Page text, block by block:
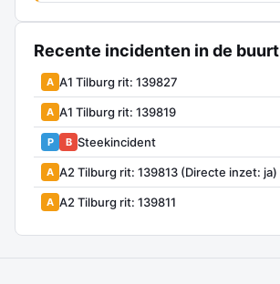
Recente incidenten in de buurt
A A1 Tilburg rit: 139827
A A1 Tilburg rit: 139819
P B Steekincident
A A2 Tilburg rit: 139813 (Directe inzet: ja)
A A2 Tilburg rit: 139811